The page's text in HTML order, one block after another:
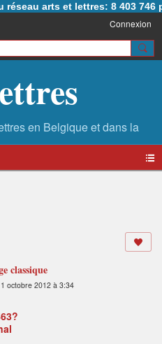
arts et lettres: 8 403 746
Connexion
classique
octobre 2012 à 3:34